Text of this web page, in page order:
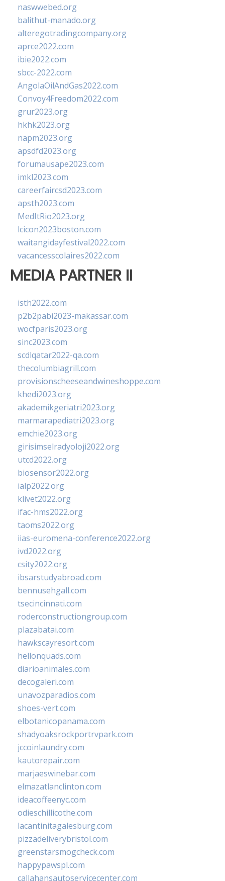
naswwebed.org
balithut-manado.org
alteregotradingcompany.org
aprce2022.com
ibie2022.com
sbcc-2022.com
AngolaOilAndGas2022.com
Convoy4Freedom2022.com
grur2023.org
hkhk2023.org
napm2023.org
apsdfd2023.org
forumausape2023.com
imkl2023.com
careerfaircsd2023.com
apsth2023.com
MedItRio2023.org
lcicon2023boston.com
waitangidayfestival2022.com
vacancesscolaires2022.com
MEDIA PARTNER II
isth2022.com
p2b2pabi2023-makassar.com
wocfparis2023.org
sinc2023.com
scdlqatar2022-qa.com
thecolumbiagrill.com
provisionscheeseandwineshoppe.com
khedi2023.org
akademikgeriatri2023.org
marmarapediatri2023.org
emchie2023.org
girisimselradyoloji2022.org
utcd2022.org
biosensor2022.org
ialp2022.org
klivet2022.org
ifac-hms2022.org
taoms2022.org
iias-euromena-conference2022.org
ivd2022.org
csity2022.org
ibsarstudyabroad.com
bennusehgall.com
tsecincinnati.com
roderconstructiongroup.com
plazabatai.com
hawkscayresort.com
hellonquads.com
diarioanimales.com
decogaleri.com
unavozparadios.com
shoes-vert.com
elbotanicopanama.com
shadyoaksrockportrvpark.com
jccoinlaundry.com
kautorepair.com
marjaeswinebar.com
elmazatlanclinton.com
ideacoffeenyc.com
odieschillicothe.com
lacantinitagalesburg.com
pizzadeliverybristol.com
greenstarsmogcheck.com
happypawspl.com
callahansautoservicecenter.com